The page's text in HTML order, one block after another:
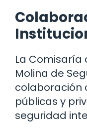
La Comisaría
Molina de
colaboración
públicas y
seguridad